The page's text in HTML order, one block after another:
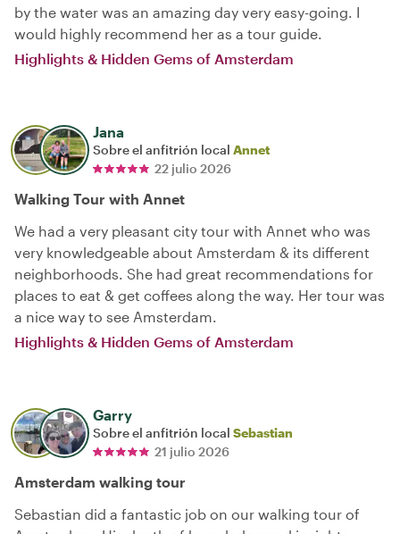
by the water was an amazing day very easy-going. I
would highly recommend her as a tour guide.
Highlights & Hidden Gems of Amsterdam
Jana
Sobre el anfitrión local Annet
22 julio 2026
Walking Tour with Annet
We had a very pleasant city tour with Annet who was
very knowledgeable about Amsterdam & its different
neighborhoods. She had great recommendations for
places to eat & get coffees along the way. Her tour was
a nice way to see Amsterdam.
Highlights & Hidden Gems of Amsterdam
Garry
Sobre el anfitrión local Sebastian
21 julio 2026
Amsterdam walking tour
Sebastian did a fantastic job on our walking tour of